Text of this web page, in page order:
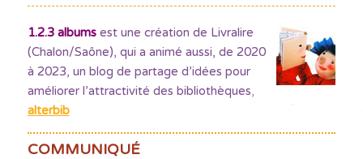
1.2.3 albumsest une création de Livralire
(Chalon/Saône), qui a animé aussi, de 2020
à 2023, un blog de partage d’idées pour
améliorer l’attractivité des bibliothèques,
alterbib
COMMUNIQUÉ